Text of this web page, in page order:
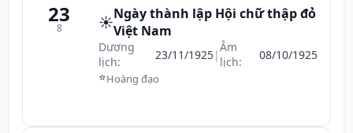
23
8 ☀️Ngày thành lập Hội chữ thập đỏ
Việt Nam
Dương
lịch:
23/11/1925|Âm
lịch:
08/10/1925
⭐Hoàng đạo